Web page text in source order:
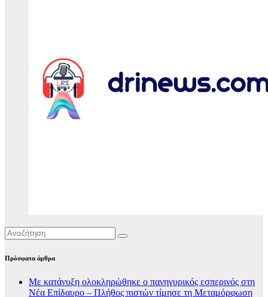
Πρόσφατα άρθρα
Με κατάνυξη ολοκληρώθηκε ο πανηγυρικός εσπερινός στη
Νέα Επίδαυρο – Πλήθος πιστών τίμησε τη Μεταμόρφωση